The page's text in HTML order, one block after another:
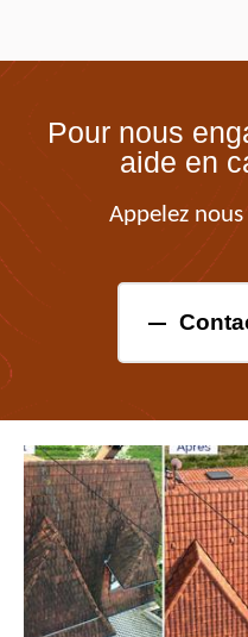
Pour nous
aide en
Appelez nous